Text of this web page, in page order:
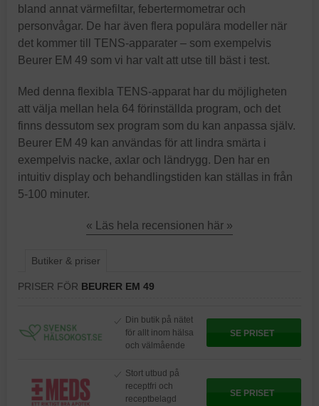
bland annat värmefiltar, febertermometrar och
personvågar. De har även flera populära modeller när
det kommer till TENS-apparater – som exempelvis
Beurer EM 49 som vi har valt att utse till bäst i test.
Med denna flexibla TENS-apparat har du möjligheten
att välja mellan hela 64 förinställda program, och det
finns dessutom sex program som du kan anpassa själv.
Beurer EM 49 kan användas för att lindra smärta i
exempelvis nacke, axlar och ländrygg. Den har en
intuitiv display och behandlingstiden kan ställas in från
5-100 minuter.
« Läs hela recensionen här »
Butiker & priser
PRISER FÖR BEURER EM 49
Din butik på nätet
för allt inom hälsa
och välmående
SE PRISET
Stort utbud på
receptfri och
receptbelagd
SE PRISET